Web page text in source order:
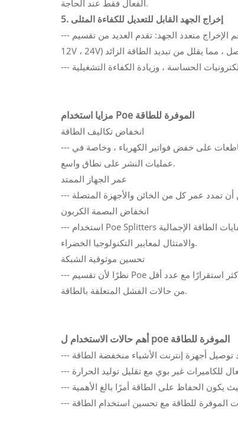
الفعال فقط عند الحاجة.
5. إخراج الجهد القابل للتعديل للكفاءة المثلى
--- دعم الإخراج متعدد الجهد: تقدم العديد من تقسيم POE الموفرة للطاقة فولتية إخراج قابلة للتعديل (على سبيل المثال ، 5V ، 9V ،
مزايا استخدام Poe الموفرة للطاقة
انخفاض تكاليف الطاقة
--- من خلال تحسين كفاءة تحويل الطاقة وتقليل استهلاك الخمول ، تساعد هذه المقاطعات على خفض فواتير الكهرباء ، وخاصة في
عمليات النشر على نطاق واسع.
عمر الجهاز الممتد
انخفاض البصمة الكربون
--- استخدام Poe Splitters الموفرة للطاقة يساعد المؤسسات على تحقيق أهداف الاستدامة من خلال تقليل نفايات الطاقة الإجمالية
والامتثال لمعايير التكنولوجيا الخضراء.
تحسين موثوقية الشبكة
--- نظرًا لأن تقسيم Poe الفعالين يولدون حرارة أقل ويستهلكون طاقة أقل ، فهي تسهم في بنية تحتية لشبكة أكثر استقرارًا مع عدد أقل
من حالات الفشل المتعلقة بالطاقة.
أهم حالات الاستخدام ل poe الموفرة للطاقة